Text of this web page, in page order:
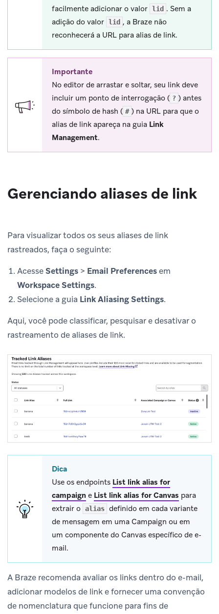
facilmente adicionar o valor lid . Sem a
adição do valor lid , a Braze não
reconhecerá a URL para alias de link.
Importante
No editor de arrastar e soltar, seu link deve
incluir um ponto de interrogação ( ? ) antes
do símbolo de hash ( # ) na URL para que o
alias de link apareça na guia Link
Management.
Gerenciando aliases de link
Para visualizar todos os seus aliases de link
rastreados, faça o seguinte:
AcesseSettings > Email Preferencesem
Workspace Settings.
Selecione a guia Link Aliasing Settings.
Aqui, você pode classificar, pesquisar e desativar o
rastreamento de aliases de link.
Dica
Use os endpoints List link alias for
campaign e List link alias for Canvas para
extrair o alias definido em cada variante
de mensagem em uma Campaign ou em
um componente do Canvas específico de e-
mail.
A Braze recomenda avaliar os links dentro do e-mail,
adicionar modelos de link e fornecer uma convenção
de nomenclatura que funcione para fins de